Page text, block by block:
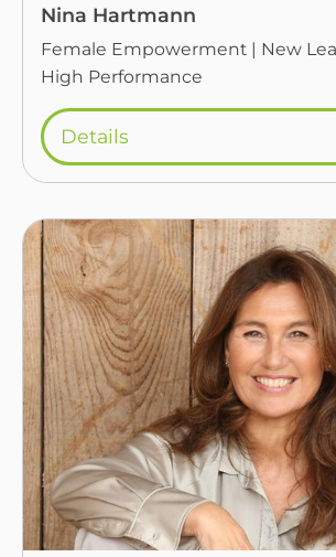
Nina Hartmann
Female Empowerment | New
High Performance
Details